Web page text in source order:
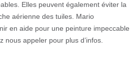
Elles peuvent également éviter la
aérienne des tuiles. Mario
en aide pour une peinture impeccable
nous appeler pour plus d’infos.